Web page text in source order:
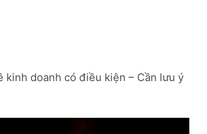
kinh doanh có điều kiện – Cần lưu ý